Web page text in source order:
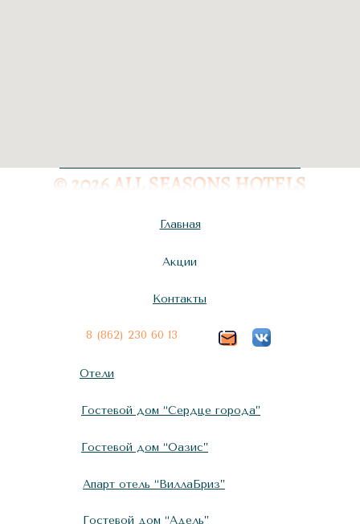
Главная
Гостевой дом “Оазис”
Гостевой дом “Сердце города”
Отели
Гостевой дом “Адель”
Апарт отель “ВиллаБриз”
Акции
Контакты
8 (862) 230 60 13